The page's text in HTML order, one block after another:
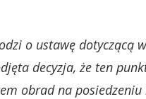
o ustawę dotyczącą
decyzja, że ten
obrad na posiedzeniu